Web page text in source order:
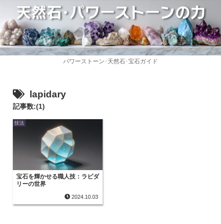
パワーストーン･天然石･宝石ガイド
lapidary
記事数:(1)
技法
宝石を輝かせる職人技：ラピダ
リーの世界
2024.10.03